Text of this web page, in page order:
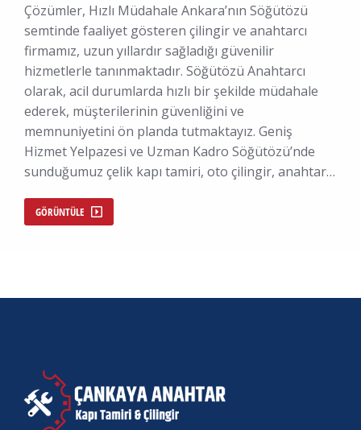
Çözümler, Hızlı Müdahale Ankara’nın Söğütözü
semtinde faaliyet gösteren çilingir ve anahtarcı
firmamız, uzun yıllardır sağladığı güvenilir
hizmetlerle tanınmaktadır. Söğütözü Anahtarcı
olarak, acil durumlarda hızlı bir şekilde müdahale
ederek, müşterilerinin güvenliğini ve
memnuniyetini ön planda tutmaktayız. Geniş
Hizmet Yelpazesi ve Uzman Kadro Söğütözü’nde
sunduğumuz çelik kapı tamiri, oto çilingir, anahtar…
GÖRÜNTÜLE